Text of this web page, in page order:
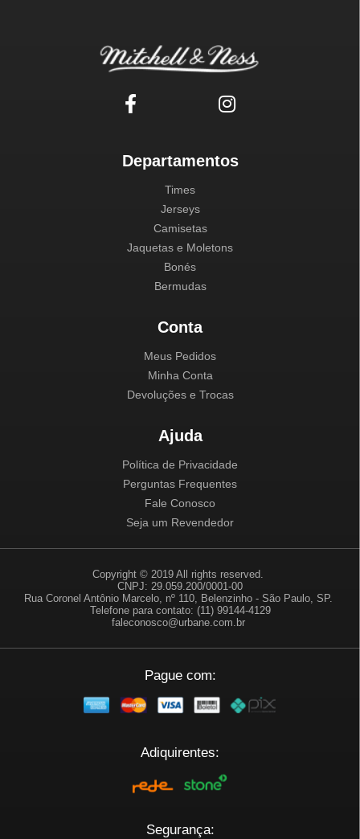
Departamentos
Times
Jerseys
Camisetas
Jaquetas e Moletons
Bonés
Bermudas
Conta
Meus Pedidos
Minha Conta
Devoluções e Trocas
Ajuda
Política de Privacidade
Perguntas Frequentes
Fale Conosco
Seja um Revendedor
Copyright © 2019 All rights reserved.
CNPJ: 29.059.200/0001-00
Rua Coronel Antônio Marcelo, nº 110, Belenzinho - São Paulo, SP.
Telefone para contato: (11) 99144-4129
faleconosco@urbane.com.br
Pague com:
Adiquirentes:
Segurança: